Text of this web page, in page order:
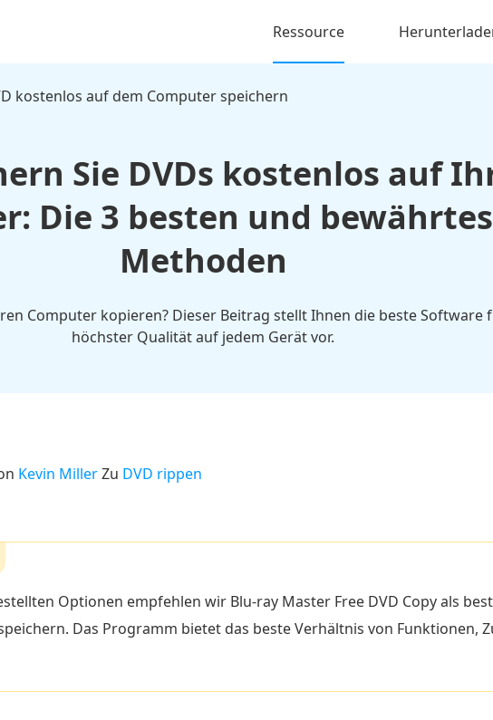
Ressource
kostenlos auf dem Computer speichern
Sie DVDs kostenlos auf
Die 3 besten und
Methoden
Computer kopieren? Dieser Beitrag stellt Ihnen die beste Software
höchster Qualität auf jedem Gerät vor.
Kevin MillerZu DVD rippen
Optionen empfehlen wir Blu-ray Master Free DVD Copy als
Das Programm bietet das beste Verhältnis von Funktionen,